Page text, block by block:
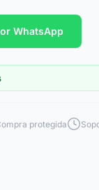
WhatsApp
protegida